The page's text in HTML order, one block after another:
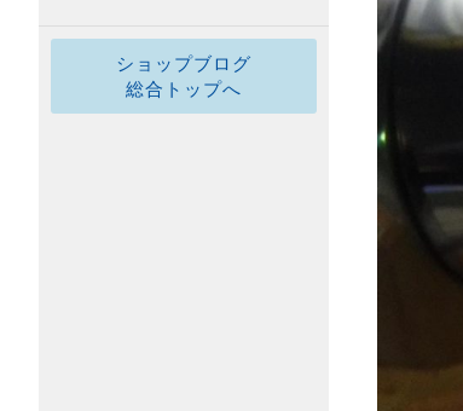
ショップブログ
総合トップへ